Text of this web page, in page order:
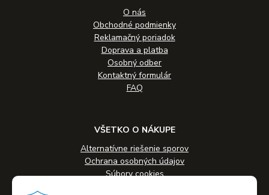
O nás
Obchodné podmienky
Reklamačný poriadok
Doprava a platba
Osobný odber
Kontaktný formulár
FAQ
VŠETKO O NÁKUPE
Alternatívne riešenie sporov
Ochrana osobných údajov
Súbory cookies